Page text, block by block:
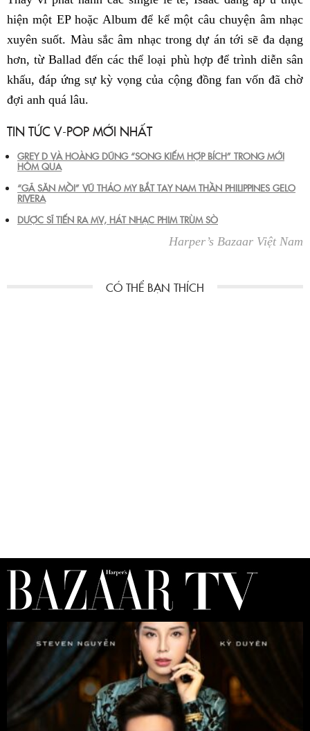
hiện một EP hoặc Album để kể một câu chuyện âm nhạc
xuyên suốt. Màu sắc âm nhạc trong dự án tới sẽ đa dạng
hơn, từ Ballad đến các thể loại phù hợp để trình diễn sân
khấu, đáp ứng sự kỳ vọng của cộng đồng fan vốn đã chờ
đợi anh quá lâu.
TIN TỨC V-POP MỚI NHẤT
GREY D VÀ HOÀNG DŨNG “SONG KIẾM HỢP BÍCH” TRONG MỚI
HÔM QUA
“GÃ SĂN MỒI” VŨ THẢO MY BẮT TAY NAM THẦN PHILIPPINES GELO
RIVERA
DƯỢC SĨ TIẾN RA MV, HÁT NHẠC PHIM TRÙM SÒ
Harper’s Bazaar Việt Nam